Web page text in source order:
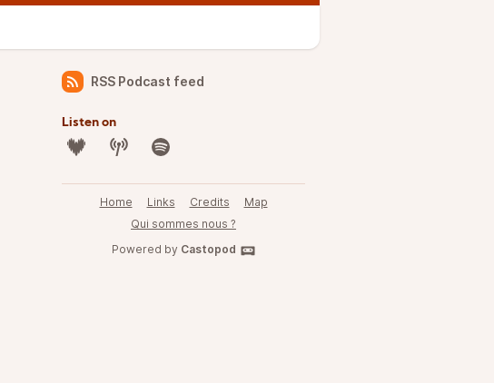
RSS Podcast feed
Listen on
Home Links Credits
Map
Qui sommes nous ?
Powered by Castopod